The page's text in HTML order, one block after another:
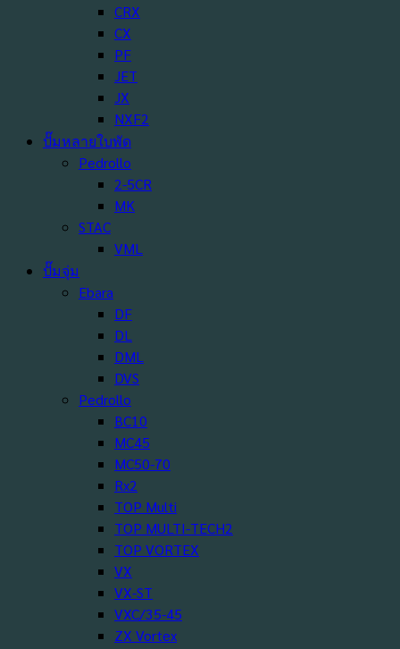
CRX
CX
PF
JET
JX
NXF2
ปั๊มหลายใบพัด
Pedrollo
2-5CR
MK
STAC
VML
ปั๊มจุ่ม
Ebara
DF
DL
DML
DVS
Pedrollo
BC10
MC45
MC50-70
Rx2
TOP Multi
TOP MULTI-TECH2
TOP VORTEX
VX
VX-ST
VXC/35-45
ZX Vortex